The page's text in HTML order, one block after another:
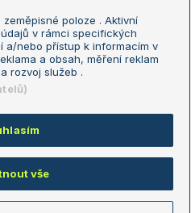
Nastavení soukromí
Reklama
Informace o zpracování osobních
údajů
Využíváme zpravodajství ČTK.
poloze . Aktivní
v rámci specifických
a/nebo přístup k informacím v
a obsah, měření reklam
rozvoj služeb .
vše